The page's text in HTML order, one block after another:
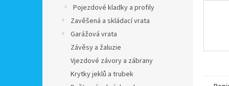
Pojezdové kladky a profily
Zavěšená a skládací vrata
Garážová vrata
Závěsy a žaluzie
Vjezdové závory a zábrany
Krytky jeklů a trubek